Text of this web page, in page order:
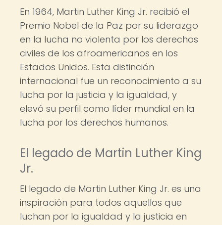
En 1964, Martin Luther King Jr. recibió el
Premio Nobel de la Paz por su liderazgo
en la lucha no violenta por los derechos
civiles de los afroamericanos en los
Estados Unidos. Esta distinción
internacional fue un reconocimiento a su
lucha por la justicia y la igualdad, y
elevó su perfil como líder mundial en la
lucha por los derechos humanos.
El legado de Martin Luther King
Jr.
El legado de Martin Luther King Jr. es una
inspiración para todos aquellos que
luchan por la igualdad y la justicia en